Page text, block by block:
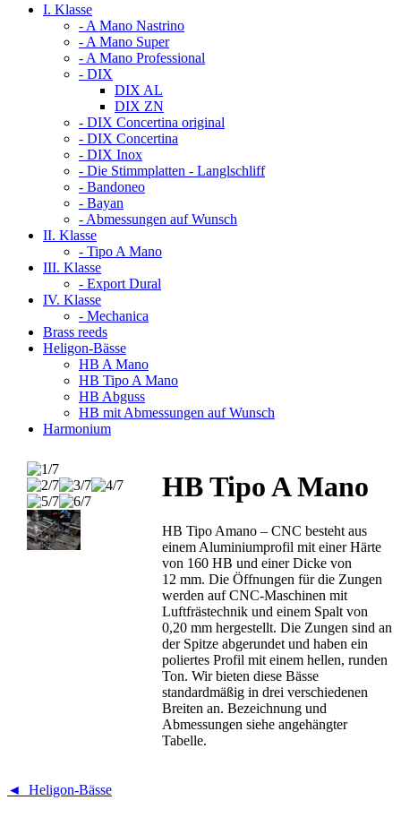
I. Klasse
- A Mano Nastrino
- A Mano Super
- A Mano Professional
- DIX
DIX AL
DIX ZN
- DIX Concertina original
- DIX Concertina
- DIX Inox
- Die Stimmplatten - Langlschliff
- Bandoneo
- Bayan
- Abmessungen auf Wunsch
II. Klasse
- Tipo A Mano
III. Klasse
- Export Dural
IV. Klasse
- Mechanica
Brass reeds
Heligon-Bässe
HB A Mano
HB Tipo A Mano
HB Abguss
HB mit Abmessungen auf Wunsch
Harmonium
HB Tipo A Mano
HB Tipo Amano – CNC besteht aus
einem Aluminiumprofil mit einer Härte
von 160 HB und einer Dicke von
12 mm. Die Öffnungen für die Zungen
werden auf CNC-Maschinen mit
Luftfrästechnik und einem Spalt von
0,20 mm hergestellt. Die Zungen sind an
der Spitze abgerundet und haben ein
poliertes Profil mit einem hellen, runden
Ton. Wir bieten diese Bässe
standardmäßig in drei verschiedenen
Breiten an. Bezeichnung und
Abmessungen siehe angehängter
Tabelle.
◄ Heligon-Bässe